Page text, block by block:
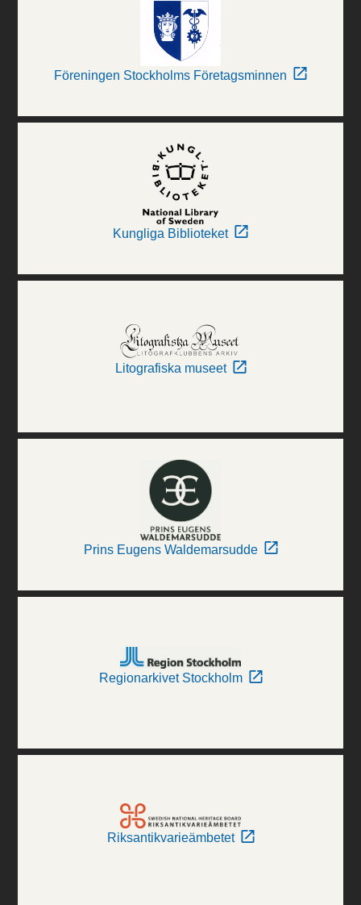
Föreningen Stockholms Företagsminnen
Kungliga Biblioteket
Litografiska museet
Prins Eugens Waldemarsudde
Regionarkivet Stockholm
Riksantikvarieämbetet